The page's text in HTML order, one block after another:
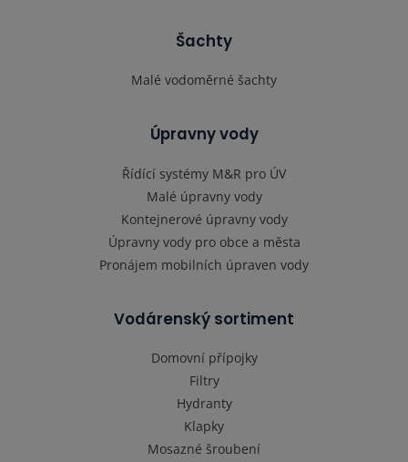
Šachty
Malé vodoměrné šachty
Úpravny vody
Řídící systémy M&R pro ÚV
Malé úpravny vody
Kontejnerové úpravny vody
Úpravny vody pro obce a města
Pronájem mobilních úpraven vody
Vodárenský sortiment
Domovní přípojky
Filtry
Hydranty
Klapky
Mosazné šroubení